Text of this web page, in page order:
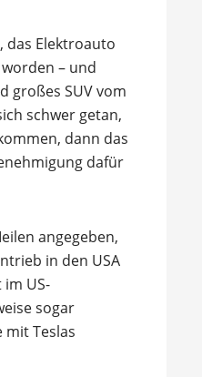
das Elektroauto
– und
großes SUV vom
schwer getan,
dann das
dafür
angegeben,
in den USA
US-
sogar
mit Teslas